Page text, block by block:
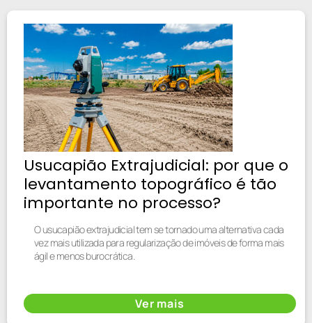
Usucapião Extrajudicial: por que o
levantamento topográfico é tão
importante no processo?
O usucapião extrajudicial tem se tornado uma alternativa cada
vez mais utilizada para regularização de imóveis de forma mais
ágil e menos burocrática.
Ver mais